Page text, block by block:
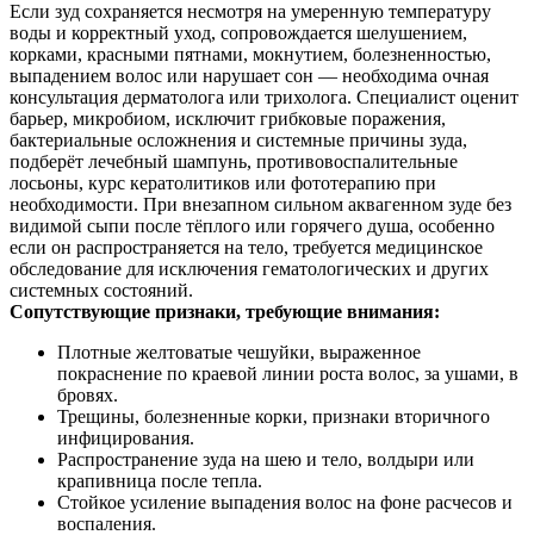
Если зуд сохраняется несмотря на умеренную температуру
воды и корректный уход, сопровождается шелушением,
корками, красными пятнами, мокнутием, болезненностью,
выпадением волос или нарушает сон — необходима очная
консультация дерматолога или трихолога. Специалист оценит
барьер, микробиом, исключит грибковые поражения,
бактериальные осложнения и системные причины зуда,
подберёт лечебный шампунь, противовоспалительные
лосьоны, курс кератолитиков или фототерапию при
необходимости. При внезапном сильном аквагенном зуде без
видимой сыпи после тёплого или горячего душа, особенно
если он распространяется на тело, требуется медицинское
обследование для исключения гематологических и других
системных состояний.
Сопутствующие признаки, требующие внимания:
Плотные желтоватые чешуйки, выраженное
покраснение по краевой линии роста волос, за ушами, в
бровях.
Трещины, болезненные корки, признаки вторичного
инфицирования.
Распространение зуда на шею и тело, волдыри или
крапивница после тепла.
Стойкое усиление выпадения волос на фоне расчесов и
воспаления.